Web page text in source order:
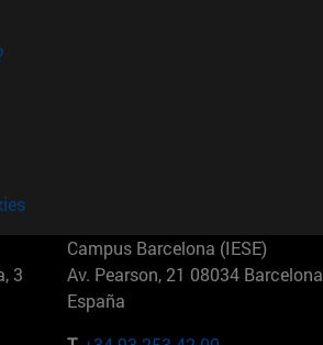
3
Campus Barcelona (IESE)
Av. Pearson, 21 08034 Barcelona
España